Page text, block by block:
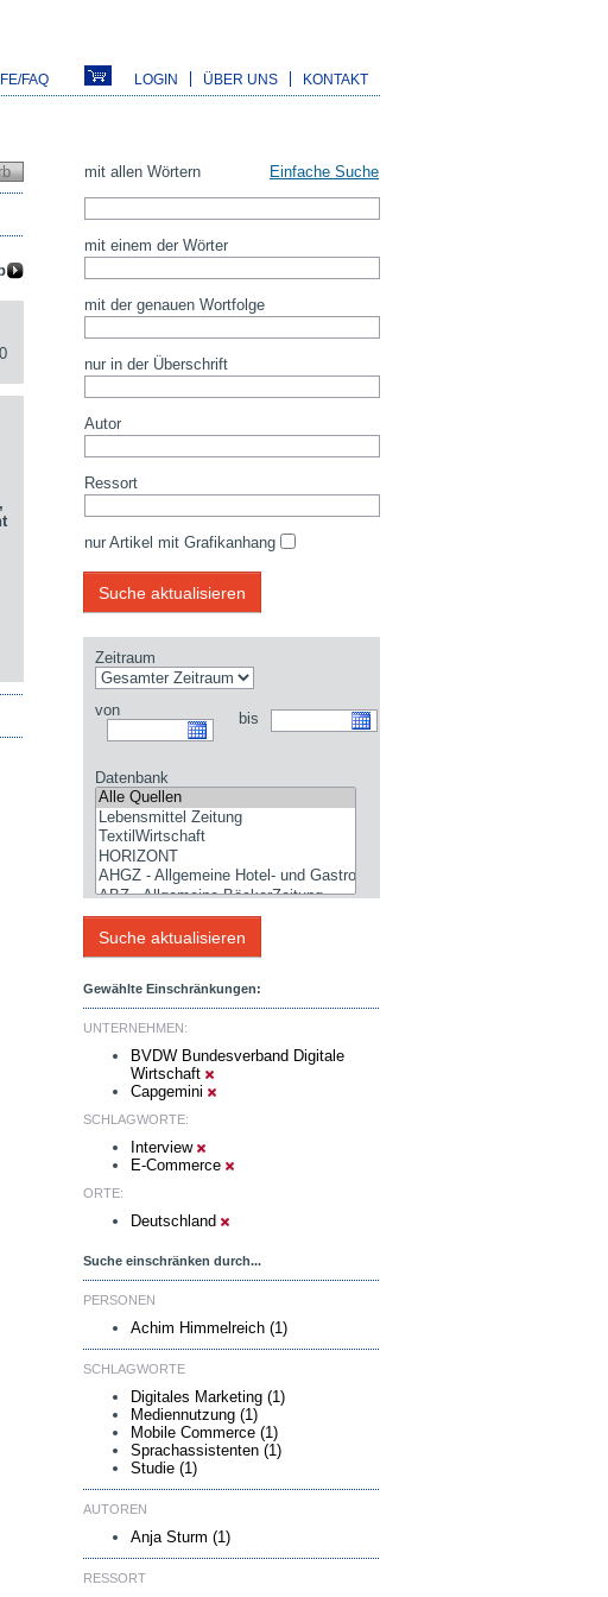
FAQ LOGIN ÜBER UNS KONTAKT
mit allen Wörtern Einfache Suche
mit einem der Wörter
mit der genauen Wortfolge
nur in der Überschrift
Autor
Ressort
nur Artikel mit Grafikanhang
Zeitraum
von bis
Datenbank
Gewählte Einschränkungen:
UNTERNEHMEN:
BVDW Bundesverband Digitale
Wirtschaft
Capgemini
SCHLAGWORTE:
Interview
E-Commerce
ORTE:
Deutschland
Suche einschränken durch...
PERSONEN
Achim Himmelreich (1)
SCHLAGWORTE
Digitales Marketing (1)
Mediennutzung (1)
Mobile Commerce (1)
Sprachassistenten (1)
Studie (1)
AUTOREN
Anja Sturm (1)
RESSORT